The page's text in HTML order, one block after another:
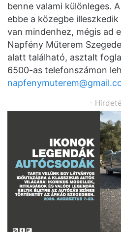
benne valami különleges. A
ebbe a közegbe
van mindenhez, mégis ad
Napfény Műterem
alatt található, asztalt
6500-as telefonszámon
-